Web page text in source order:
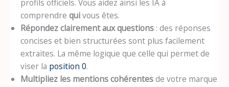
profils officiels. Vous aidez ainsi les IA à
comprendre quivous êtes.
Répondez clairement aux questions : des réponses
concises et bien structurées sont plus facilement
extraites. La même logique que celle qui permet de
viser la position 0.
Multipliez les mentions cohérentesde votre marque